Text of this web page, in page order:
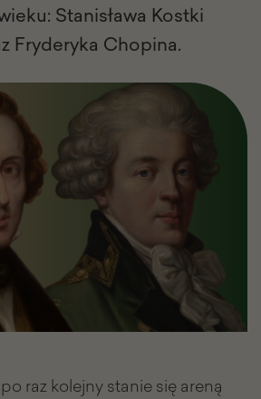
Stanisława Kostki
Fryderyka Chopina.
raz kolejny stanie się areną